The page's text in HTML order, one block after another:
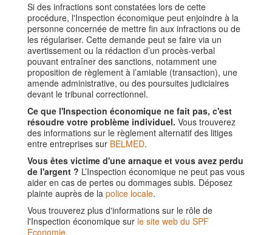
Si des infractions sont constatées lors de cette
procédure, l'Inspection économique peut enjoindre à la
personne concernée de mettre fin aux infractions ou de
les régulariser. Cette demande peut se faire via un
avertissement ou la rédaction d’un procès-verbal
pouvant entraîner des sanctions, notamment une
proposition de règlement à l’amiable (transaction), une
amende administrative, ou des poursuites judiciaires
devant le tribunal correctionnel.
Ce que l'Inspection économique ne fait pas, c'est
résoudre votre problème individuel. Vous trouverez
des informations sur le règlement alternatif des litiges
entre entreprises sur BELMED.
Vous êtes victime d'une arnaque et vous avez perdu
de l'argent ? L’Inspection économique ne peut pas vous
aider en cas de pertes ou dommages subis. Déposez
plainte auprès de la police locale.
Vous trouverez plus d'informations sur le rôle de
l'Inspection économique sur le site web du SPF
Economie.